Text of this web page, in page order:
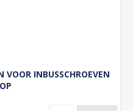
INBUSSCHROEVEN